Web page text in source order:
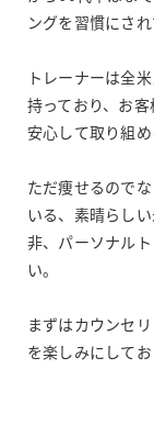
ングを習慣にされ
トレーナーは全
持っており、お
安心して取り組
ただ痩せるので
いる、素晴らし
非、パーソナル
い。
まずはカウンセ
を楽しみにしてお